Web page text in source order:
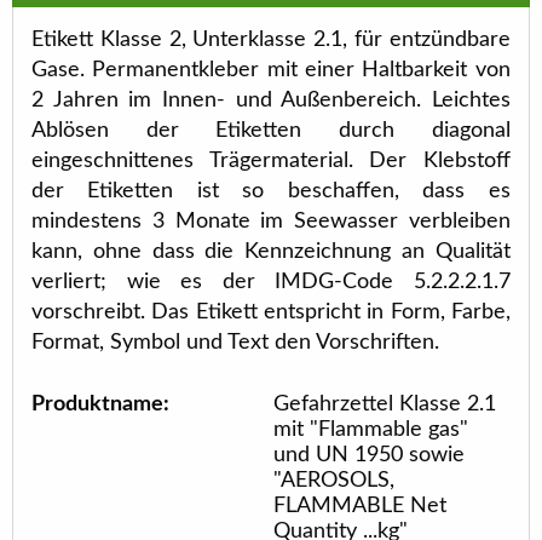
Etikett Klasse 2, Unterklasse 2.1, für entzündbare
Gase. Permanentkleber mit einer Haltbarkeit von
2 Jahren im Innen- und Außenbereich. Leichtes
Ablösen der Etiketten durch diagonal
eingeschnittenes Trägermaterial. Der Klebstoff
der Etiketten ist so beschaffen, dass es
mindestens 3 Monate im Seewasser verbleiben
kann, ohne dass die Kennzeichnung an Qualität
verliert; wie es der IMDG-Code 5.2.2.2.1.7
vorschreibt. Das Etikett entspricht in Form, Farbe,
Format, Symbol und Text den Vorschriften.
Produktname:
Gefahrzettel Klasse 2.1
mit "Flammable gas"
und UN 1950 sowie
"AEROSOLS,
FLAMMABLE Net
Quantity ...kg"